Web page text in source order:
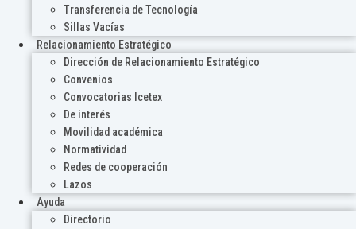
Transferencia de Tecnología
Sillas Vacías
Relacionamiento Estratégico
Dirección de Relacionamiento Estratégico
Convenios
Convocatorias Icetex
De interés
Movilidad académica
Normatividad
Redes de cooperación
Lazos
Ayuda
Directorio